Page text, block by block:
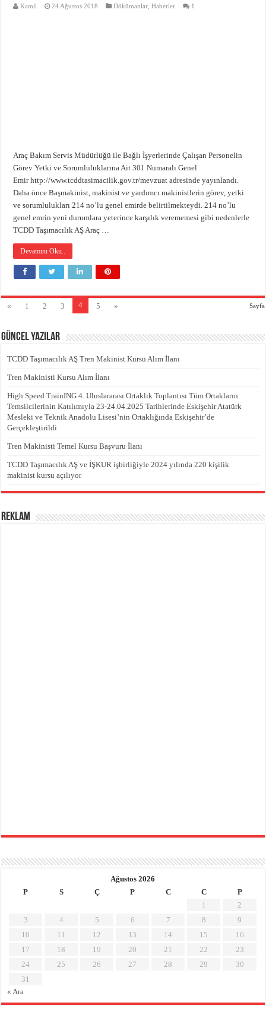
Kamil 24 Ağustos 2018 Dökümanlar ,Haberler 1
Araç Bakım Servis Müdürlüğü ile Bağlı İşyerlerinde Çalışan Personelin
Görev Yetki ve Sorumluluklarına Ait 301 Numaralı Genel
Emir http://www.tcddtasimacilik.gov.tr/mevzuat adresinde yayınlandı.
Daha önce Başmakinist, makinist ve yardımcı makinistlerin görev, yetki
ve sorumlulukları 214 no’lu genel emirde belirtilmekteydi. 214 no’lu
genel emrin yeni durumlara yeterince karşılık verememesi gibi nedenlerle
TCDD Taşımacılık AŞ Araç …
Devamını Oku..
Sayfa
« 1 2 3 4 5 »
Güncel Yazılar
TCDD Taşımacılık AŞ Tren Makinist Kursu Alım İlanı
Tren Makinisti Kursu Alım İlanı
High Speed TrainING 4. Uluslararası Ortaklık Toplantısı Tüm Ortakların
Temsilcilerinin Katılımıyla 23-24.04.2025 Tarihlerinde Eskişehir Atatürk
Mesleki ve Teknik Anadolu Lisesi’nin Ortaklığında Eskişehir’de
Gerçekleştirildi
Tren Makinisti Temel Kursu Başvuru İlanı
TCDD Taşımacılık AŞ ve İŞKUR işbirliğiyle 2024 yılında 220 kişilik
makinist kursu açılıyor
REKLAM
Ağustos 2026
P
S Ç P C C
P
1
2
3
4 5 6 7 8
9
10
11 12 13 14 15
16
17
18 19 20 21 22
23
24
25 26 27 28 29
30
31
« Ara